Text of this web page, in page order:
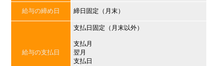
給与の締め日 締日固定（月末）
給与の支払日
支払日固定（月末以外）
支払月
翌月
支払日